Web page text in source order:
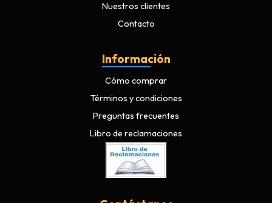
Nuestros clientes
Contacto
Información
Cómo comprar
Términos y condiciones
Preguntas frecuentes
Libro de reclamaciones